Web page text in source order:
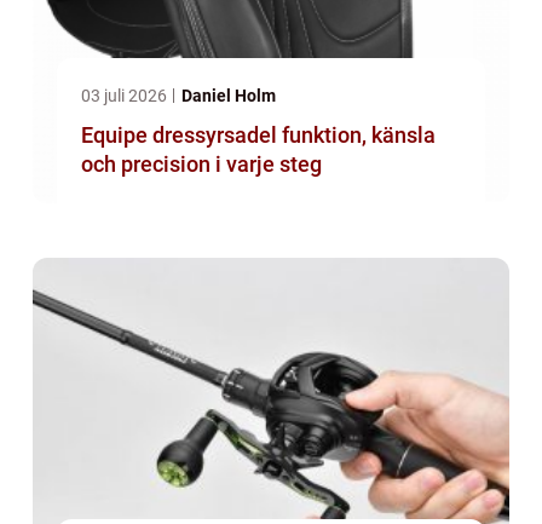
03 juli 2026 Daniel Holm
Equipe dressyrsadel funktion, känsla
och precision i varje steg